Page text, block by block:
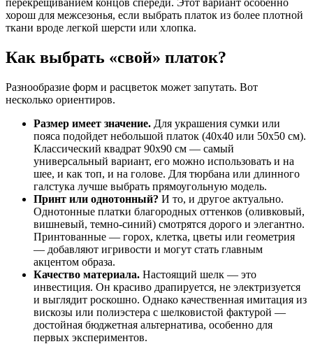
хорош для межсезонья, если выбрать платок из более плотной
ткани вроде легкой шерсти или хлопка.
Как выбрать «свой» платок?
Разнообразие форм и расцветок может запутать. Вот
несколько ориентиров.
Размер имеет значение. Для украшения сумки или
пояса подойдет небольшой платок (40х40 или 50х50 см).
Классический квадрат 90х90 см — самый
универсальный вариант, его можно использовать и на
шее, и как топ, и на голове. Для тюрбана или длинного
галстука лучше выбрать прямоугольную модель.
Принт или однотонный? И то, и другое актуально.
Однотонные платки благородных оттенков (оливковый,
вишневый, темно-синий) смотрятся дорого и элегантно.
Принтованные — горох, клетка, цветы или геометрия
— добавляют игривости и могут стать главным
акцентом образа.
Качество материала. Настоящий шелк — это
инвестиция. Он красиво драпируется, не электризуется
и выглядит роскошно. Однако качественная имитация из
вискозы или полиэстера с шелковистой фактурой —
достойная бюджетная альтернатива, особенно для
первых экспериментов.